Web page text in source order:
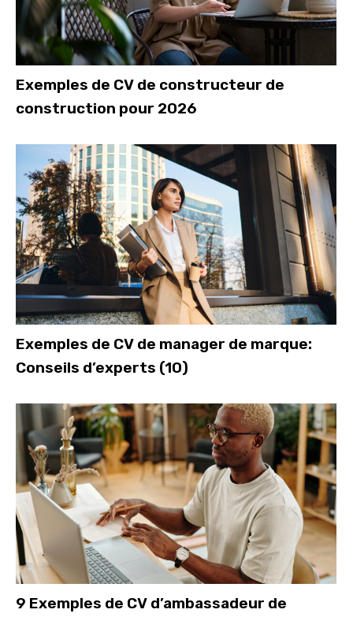
Exemples de CV de constructeur de
construction pour 2026
Exemples de CV de manager de marque:
Conseils d’experts (10)
9 Exemples de CV d’ambassadeur de